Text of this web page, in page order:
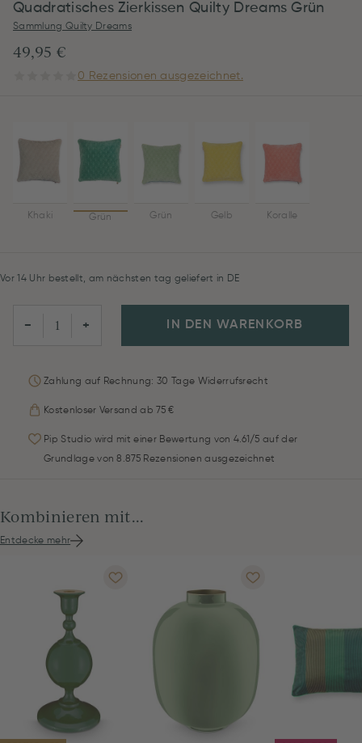
Quadratisches Zierkissen Quilty Dreams Grün
Sammlung Quilty Dreams
49,95 €
0 Rezensionen ausgezeichnet.
Khaki Grün Grün Gelb Koralle
Vor 14 Uhr bestellt, am nächsten tag geliefert in DE
− + IN DEN WARENKORB
Zahlung auf Rechnung: 30 Tage Widerrufsrecht
Kostenloser Versand ab 75 €
Pip Studio wird mit einer Bewertung von 4.61/5 auf der
Grundlage von 8.875 Rezensionen ausgezeichnet
Kombinieren mit...
Entdecke mehr